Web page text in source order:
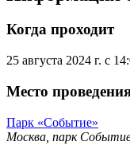
Когда проходит
25 августа 2024 г. с
Место
Парк «Событие»
Москва, парк